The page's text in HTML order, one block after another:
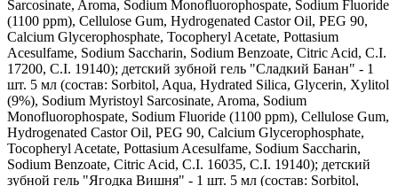
Sarcosinate, Aroma, Sodium Monofluorophospate, Sodium Fluoride
(1100 ppm), Cellulose Gum, Hydrogenated Castor Oil, PEG 90,
Calcium Glycerophosphate, Tocopheryl Acetate, Pottasium
Acesulfame, Sodium Saccharin, Sodium Benzoate, Citric Acid, C.I.
17200, C.I. 19140); детский зубной гель "Сладкий Банан" - 1
шт. 5 мл (состав: Sorbitol, Aqua, Hydrated Silica, Glycerin, Xylitol
(9%), Sodium Myristoyl Sarcosinate, Aroma, Sodium
Monofluorophospate, Sodium Fluoride (1100 ppm), Cellulose Gum,
Hydrogenated Castor Oil, PEG 90, Calcium Glycerophosphate,
Tocopheryl Acetate, Pottasium Acesulfame, Sodium Saccharin,
Sodium Benzoate, Citric Acid, C.I. 16035, C.I. 19140); детский
зубной гель "Ягодка Вишня" - 1 шт. 5 мл (состав: Sorbitol,